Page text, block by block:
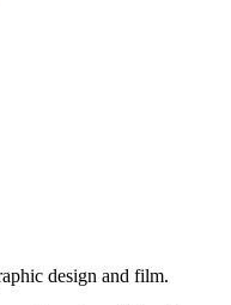
design and film.